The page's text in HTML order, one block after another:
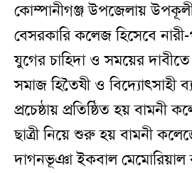
কোম্পানীগঞ্জ উপজেলায়
বেসরকারি কলেজ হিসেবে
যুগের চাহিদা ও সময়ের দাবীতে
সমাজ হিতৈষী ও বিদ্যোৎসাহী
প্রচেষ্ঠায় প্রতিষ্ঠিত হয় বামনী
ছাত্রী নিয়ে শুরু হয় বামনী
দাগনভূঞা ইকবাল মেমোরিয়াল